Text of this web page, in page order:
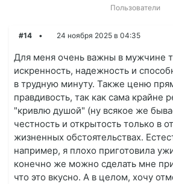
#14 24 ноября 2025 в 04:35
Для меня очень важны в мужчине
искренность, надежность и
в трудную минуту. Также ценю
правдивость, так как сама крайне
"кривлю душой" (ну всякое же
честность и открытость только в
жизненных обстоятельствах.
например, я плохо приготовила
конечно же можно сделать мне
что это вкусно. А в целом, хочу
Пользователи